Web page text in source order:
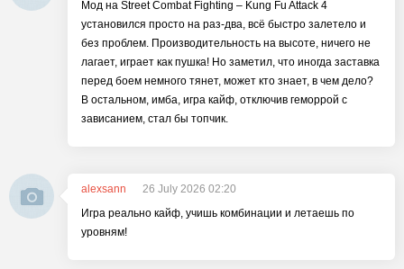
Мод на Street Combat Fighting – Kung Fu Attack 4
установился просто на раз-два, всё быстро залетело и
без проблем. Производительность на высоте, ничего не
лагает, играет как пушка! Но заметил, что иногда заставка
перед боем немного тянет, может кто знает, в чем дело?
В остальном, имба, игра кайф, отключив геморрой с
зависанием, стал бы топчик.
alexsann
26 July 2026 02:20
Игра реально кайф, учишь комбинации и летаешь по
уровням!